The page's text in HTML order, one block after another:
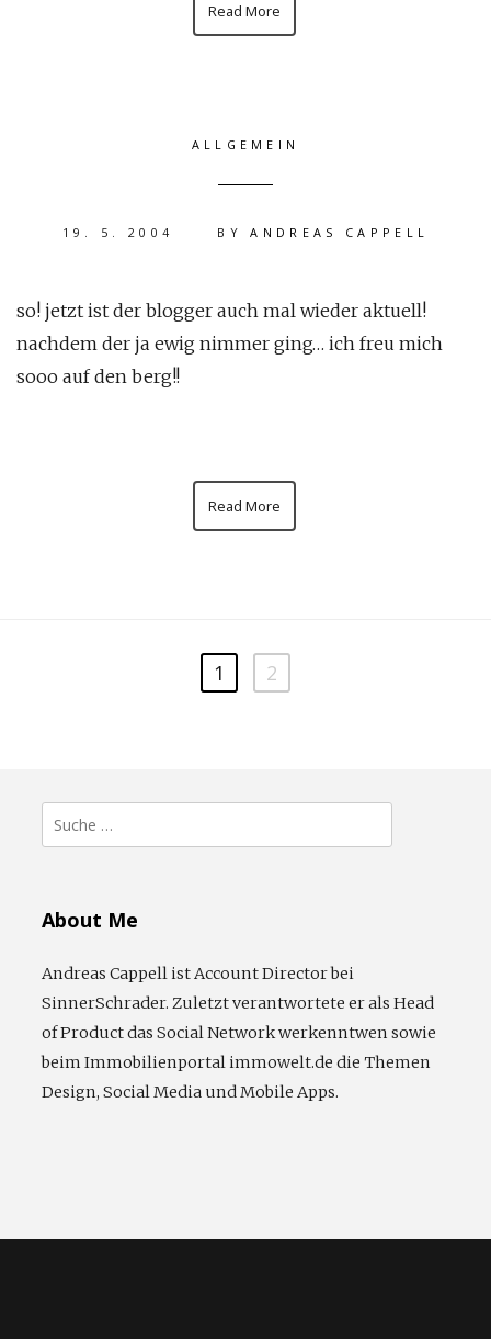
Read More
ALLGEMEIN
19. 5. 2004 BYANDREAS CAPPELL
so! jetzt ist der blogger auch mal wieder aktuell!
nachdem der ja ewig nimmer ging… ich freu mich
sooo auf den berg!!
Read More
1 2
Suche
nach:
About Me
Andreas Cappell ist Account Director bei
SinnerSchrader. Zuletzt verantwortete er als Head
of Product das Social Network werkenntwen sowie
beim Immobilienportal immowelt.de die Themen
Design, Social Media und Mobile Apps.